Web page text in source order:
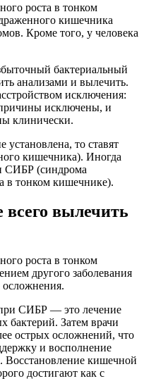
роста в тонком
кишечника
Кроме того, у человека
бактериальный
анализами и вылечить.
исключения:
причины исключены, и
клинически.
то ставят
кишечника). Иногда
СИБР (синдрома
в тонком кишечнике).
вылечить
роста в тонком
другого заболевания
СИБР — это лечение
бактерий. Затем врачи
острых осложнений, что
и восполнение
Восстановление кишечной
достигают как с